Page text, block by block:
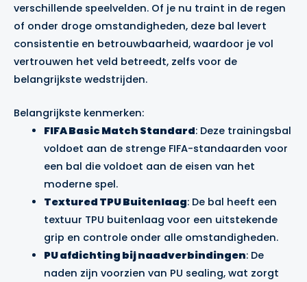
verschillende speelvelden. Of je nu traint in de regen
of onder droge omstandigheden, deze bal levert
consistentie en betrouwbaarheid, waardoor je vol
vertrouwen het veld betreedt, zelfs voor de
belangrijkste wedstrijden.
Belangrijkste kenmerken:
FIFA Basic Match Standard: Deze trainingsbal
voldoet aan de strenge FIFA-standaarden voor
een bal die voldoet aan de eisen van het
moderne spel.
Textured TPU Buitenlaag: De bal heeft een
textuur TPU buitenlaag voor een uitstekende
grip en controle onder alle omstandigheden.
PU afdichting bij naadverbindingen: De
naden zijn voorzien van PU sealing, wat zorgt